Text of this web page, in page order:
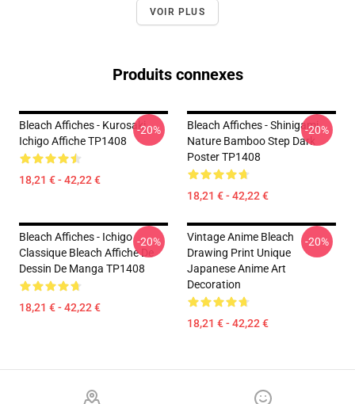
VOIR PLUS
Produits connexes
Bleach Affiches - Kurosaki
Ichigo Affiche TP1408
18,21 € - 42,22 €
-20%
Bleach Affiches - Shinigami
Nature Bamboo Step Dark
Poster TP1408
18,21 € - 42,22 €
-20%
Bleach Affiches - Ichigo
Classique Bleach Affiche De
Dessin De Manga TP1408
18,21 € - 42,22 €
-20%
Vintage Anime Bleach
Drawing Print Unique
Japanese Anime Art
Decoration
18,21 € - 42,22 €
-20%